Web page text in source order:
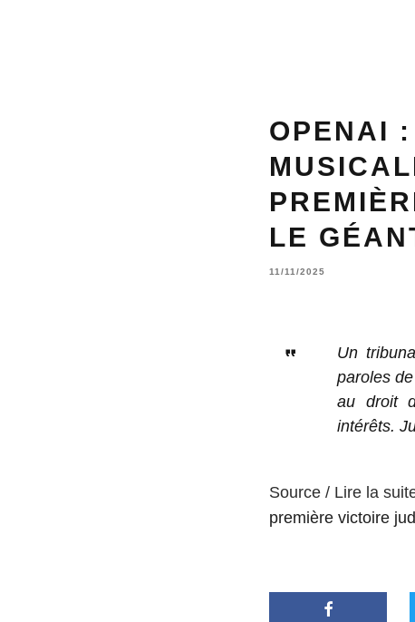
OPENAI
LE
11/11/2025
Un
paroles
au droit
intérêts.
Source / Lire la
première victoire